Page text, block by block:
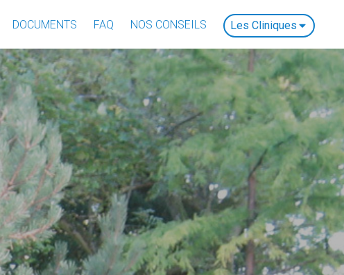
DOCUMENTS FAQ NOS CONSEILS Les Cliniques